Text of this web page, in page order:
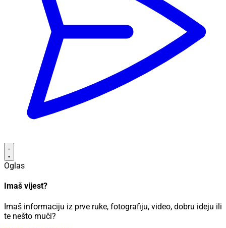
Oglas
Imaš vijest?
Imaš informaciju iz prve ruke, fotografiju, video, dobru ideju ili
te nešto muči?